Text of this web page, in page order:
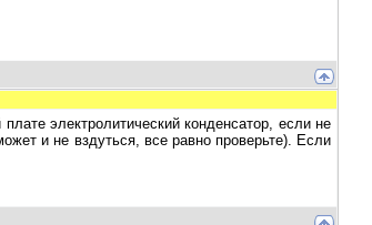
электролитический конденсатор, если не
и не вздуться, все равно проверьте). Если